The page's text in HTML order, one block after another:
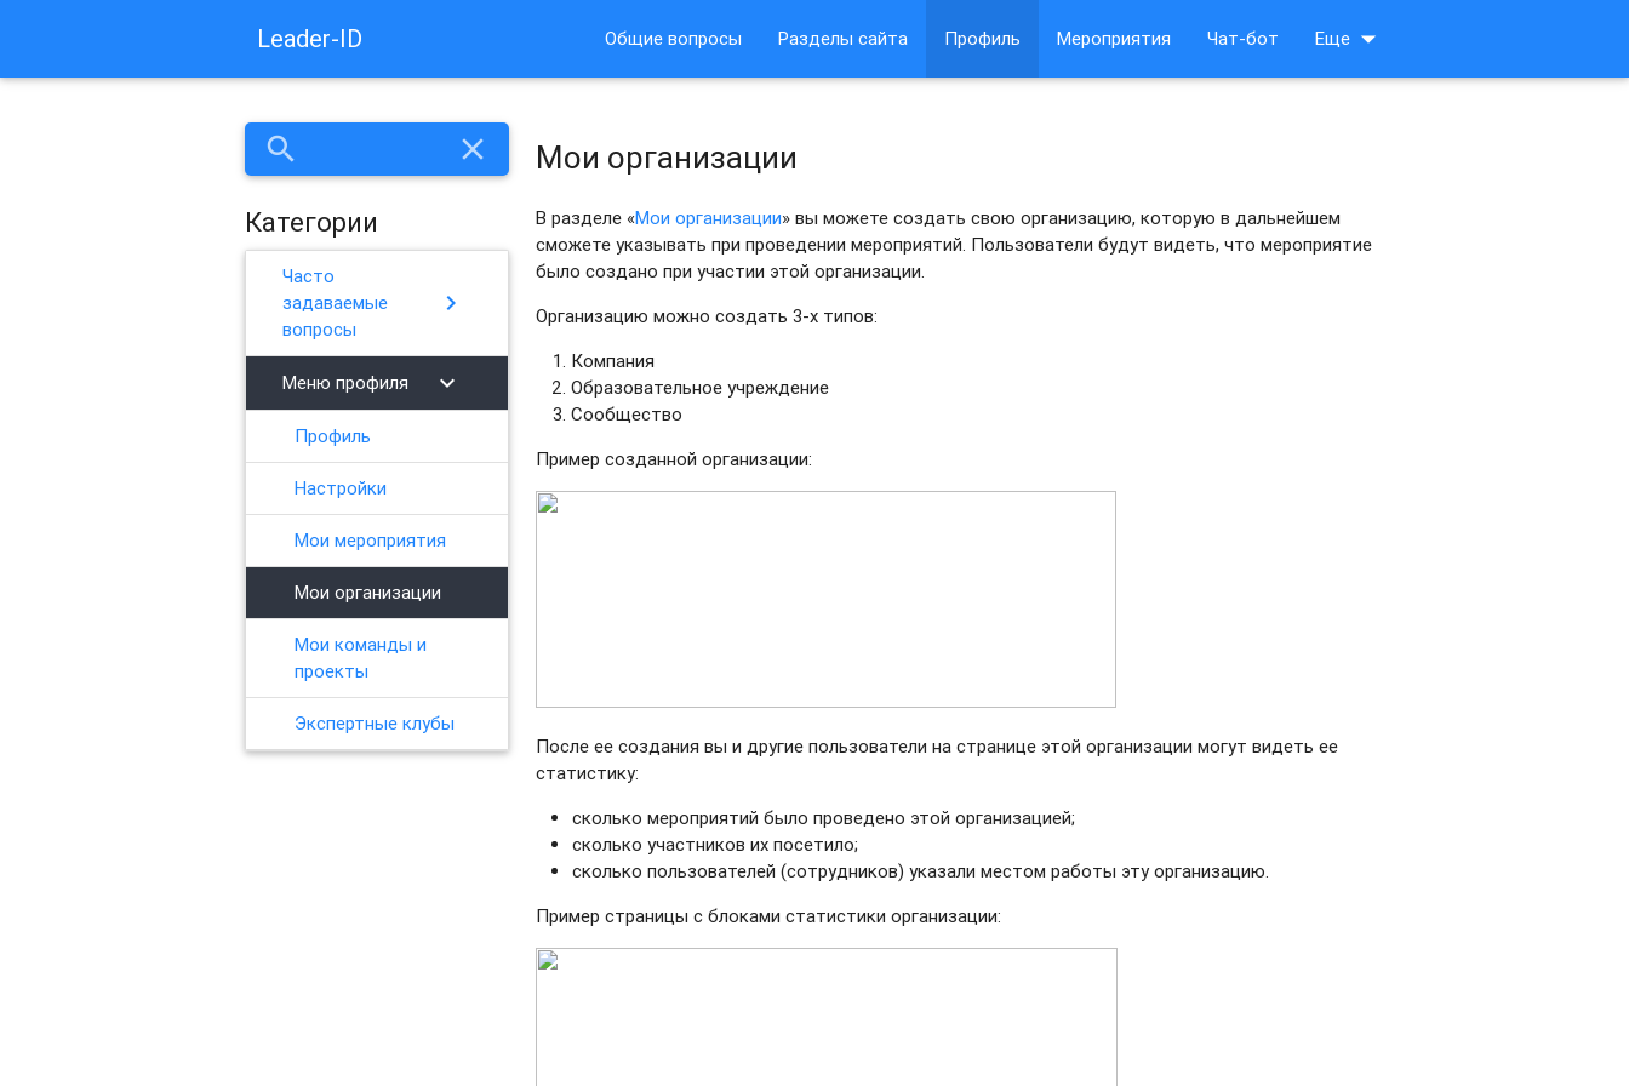
Leader-ID Общие вопросы Разделы сайта Профиль Мероприятия Чат-бот Ещеarrow_drop_down
search close
Категории
Часто
задаваемые
вопросы
chevron_right
Меню профиля chevron_right
Профиль
Настройки
Мои мероприятия
Мои организации
Мои команды и
проекты
Экспертные клубы
Мои организации
В разделе «Мои организации» вы можете создать свою организацию, которую в дальнейшем
сможете указывать при проведении мероприятий. Пользователи будут видеть, что мероприятие
было создано при участии этой организации.
Организацию можно создать 3-х типов:
Компания
Образовательное учреждение
Сообщество
Пример созданной организации:
После ее создания вы и другие пользователи на странице этой организации могут видеть ее
статистику:
сколько мероприятий было проведено этой организацией;
сколько участников их посетило;
сколько пользователей (сотрудников) указали местом работы эту организацию.
Пример страницы с блоками статистики организации: